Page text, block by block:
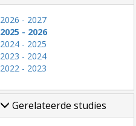
2026 - 2027
2025 - 2026
2024 - 2025
2023 - 2024
2022 - 2023
Gerelateerde studies